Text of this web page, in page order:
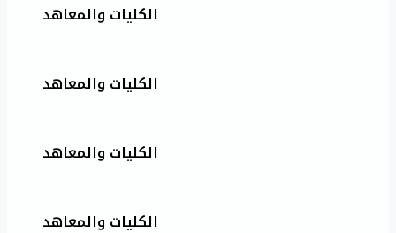
الكليات والمعاهد
الكليات والمعاهد
الكليات والمعاهد
الكليات والمعاهد